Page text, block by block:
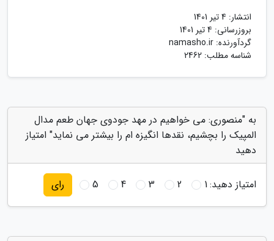
انتشار: 4 تیر 1401
بروزرسانی: 4 تیر 1401
گردآورنده: namasho.ir
شناسه مطلب: 2462
به "منصوری: می خواهیم در مهد جودوی جهان طعم مدال
المپیک را بچشیم، نقدها انگیزه ام را بیشتر می نماید" امتیاز
دهید
امتیاز دهید:1
2
3
4
5 رای